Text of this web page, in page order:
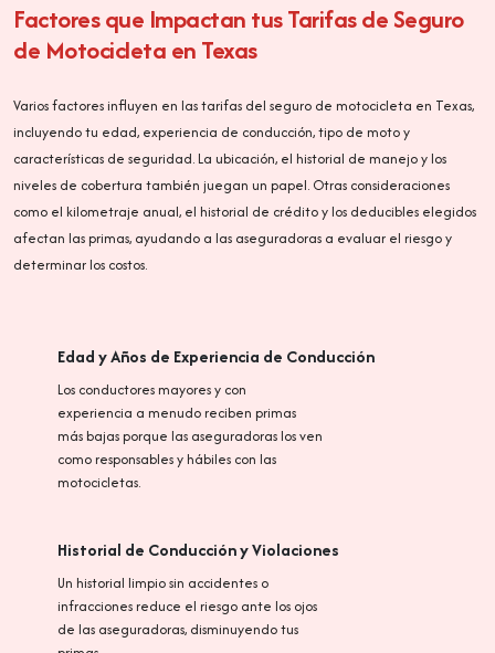
Factores que Impactan tus Tarifas de Seguro
de Motocicleta en Texas
Varios factores influyen en las tarifas del seguro de motocicleta en Texas,
incluyendo tu edad, experiencia de conducción, tipo de moto y
características de seguridad. La ubicación, el historial de manejo y los
niveles de cobertura también juegan un papel. Otras consideraciones
como el kilometraje anual, el historial de crédito y los deducibles elegidos
afectan las primas, ayudando a las aseguradoras a evaluar el riesgo y
determinar los costos.
Edad y Años de Experiencia de Conducción
Los conductores mayores y con
experiencia a menudo reciben primas
más bajas porque las aseguradoras los ven
como responsables y hábiles con las
motocicletas.
Historial de Conducción y Violaciones
Un historial limpio sin accidentes o
infracciones reduce el riesgo ante los ojos
de las aseguradoras, disminuyendo tus